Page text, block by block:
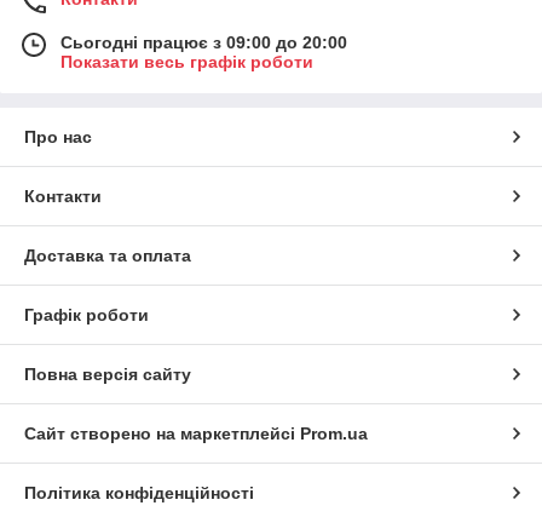
Сьогодні працює з 09:00 до 20:00
Показати весь графік роботи
Про нас
Контакти
Доставка та оплата
Графік роботи
Повна версія сайту
Сайт створено на маркетплейсі Prom.ua
Політика конфіденційності